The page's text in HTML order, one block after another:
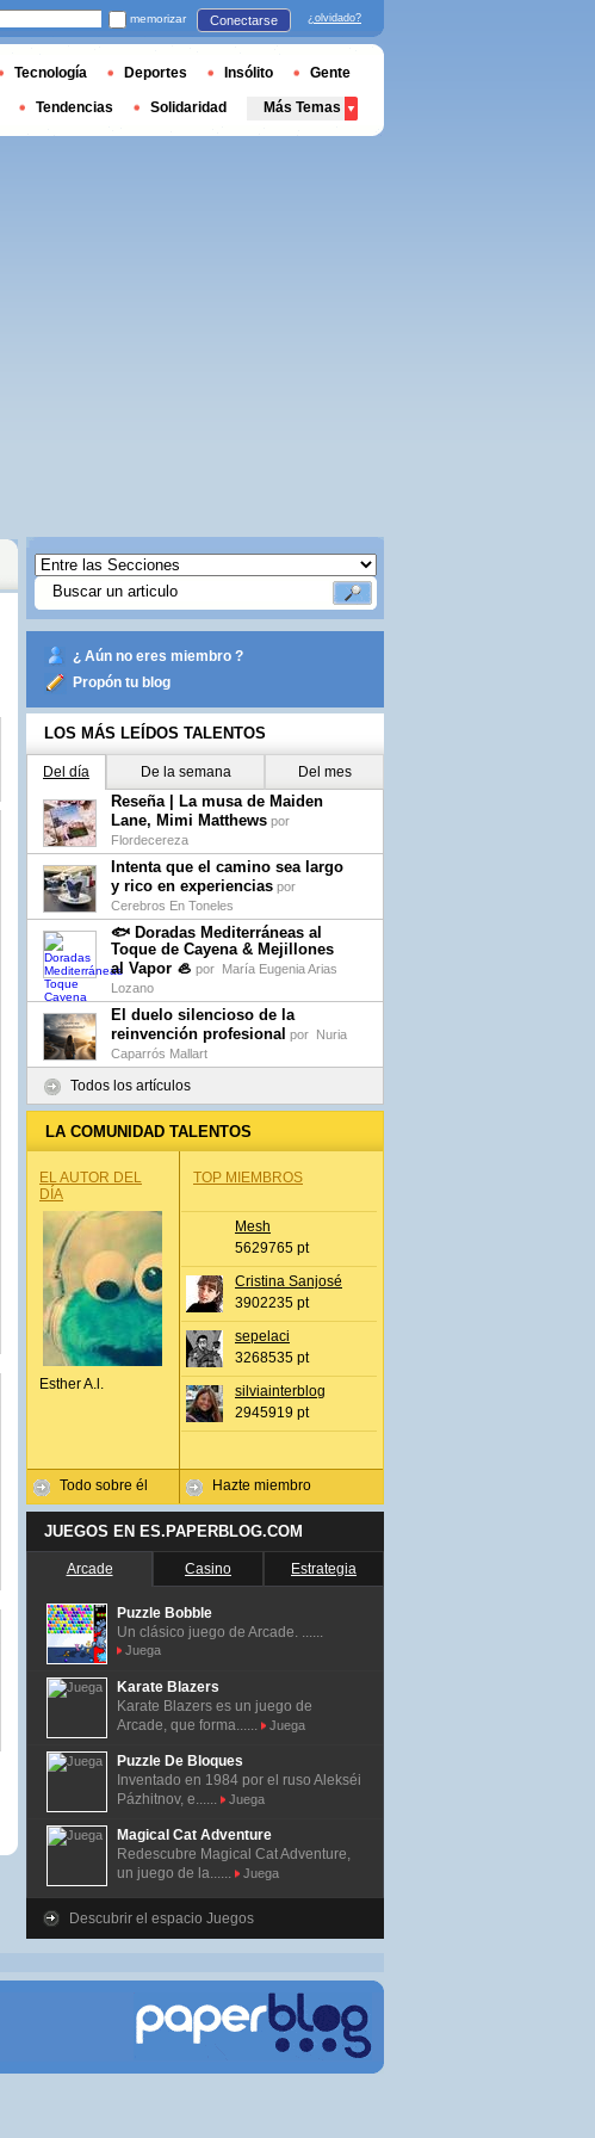
¿ Aún no eres miembro ?
Propón tu blog
LOS MÁS LEÍDOS TALENTOS
Del día De la semana Del mes
Reseña | La musa de Maiden
Lane, Mimi Matthews por
Flordecereza
Intenta que el camino sea largo
y rico en experiencias por
Cerebros En Toneles
🐟 Doradas Mediterráneas al
Toque de Cayena & Mejillones
al Vapor 🦪 por María Eugenia Arias
Lozano
El duelo silencioso de la
reinvención profesional por Nuria
Caparrós Mallart
Todos los artículos
LA COMUNIDAD TALENTOS
EL AUTOR DEL
DÍA
Esther A.l.
Todo sobre él
TOP MIEMBROS
Mesh
5629765 pt
Cristina Sanjosé
3902235 pt
sepelaci
3268535 pt
silviainterblog
2945919 pt
Hazte miembro
JUEGOS EN ES.PAPERBLOG.COM
Arcade Casino Estrategia
Puzzle Bobble
Un clásico juego de Arcade. ......
Juega
Karate Blazers
Karate Blazers es un juego de
Arcade, que forma......
Juega
Puzzle De Bloques
Inventado en 1984 por el ruso Alekséi
Pázhitnov, e......
Juega
Magical Cat Adventure
Redescubre Magical Cat Adventure,
un juego de la......
Juega
Descubrir el espacio Juegos
memorizar Conectarse ¿olvidado?
Tecnología Deportes Insólito Gente
Tendencias Solidaridad Más Temas